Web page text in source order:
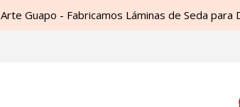
Arte Guapo - Fabricamos Láminas de Seda